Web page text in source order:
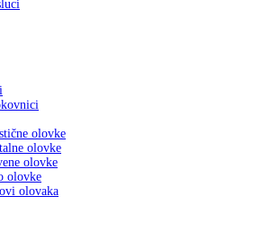
olovke
olovke
olovke
olovke
olovaka